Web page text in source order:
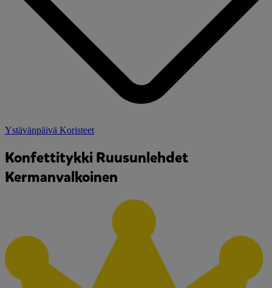
Ystävänpäivä Koristeet
Konfettitykki Ruusunlehdet
Kermanvalkoinen